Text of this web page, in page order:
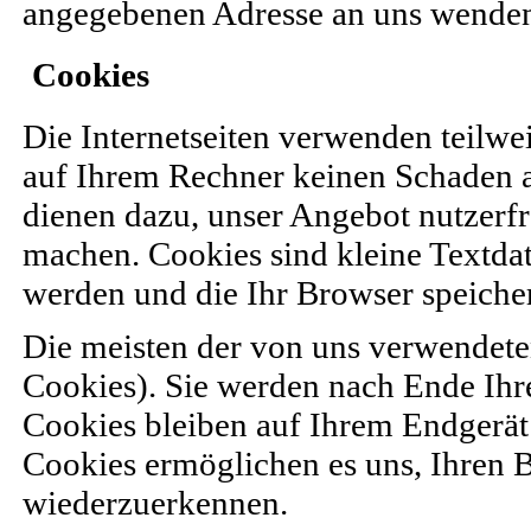
angegebenen Adresse an uns
Cookies
Die Internetseiten verwenden
auf Ihrem Rechner keinen
dienen dazu, unser Angebot
machen. Cookies sind kleine
werden und die Ihr Browser
Die meisten der von uns
Cookies). Sie werden nach Ende
Cookies bleiben auf Ihrem
Cookies ermöglichen es uns, Ihren
wiederzuerkennen.